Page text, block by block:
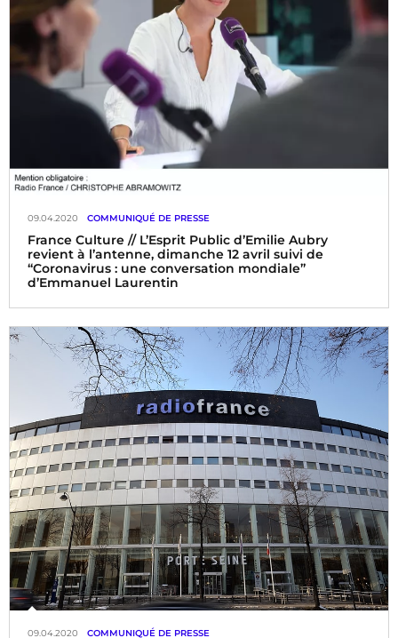
France Culture // L’Esprit Public d’Emilie Aubry
revient à l’antenne, dimanche 12 avril suivi de
“Coronavirus : une conversation mondiale”
d’Emmanuel Laurentin
09.04.2020 COMMUNIQUÉ DE PRESSE
09.04.2020 COMMUNIQUÉ DE PRESSE